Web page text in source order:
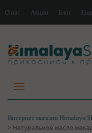
О нас Акции Блог Еще
Интернет магазин Himalaya
> Натуральное масло